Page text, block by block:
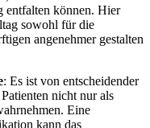
entfalten können. Hier
sowohl für die
angenehmer gestalten
: Es ist von entscheidender
nicht nur als
Eine
kann das